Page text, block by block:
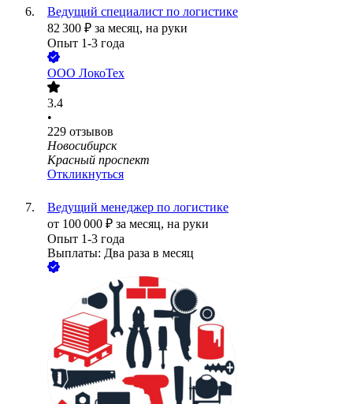
Ведущий специалист по логистике
82 300 ₽ за месяц, на руки
Опыт 1-3 года
ООО ЛокоТех
3.4
•
229 отзывов
Новосибирск
Красный проспект
Откликнуться
Ведущий менеджер по логистике
от 100 000 ₽ за месяц, на руки
Опыт 1-3 года
Выплаты: Два раза в месяц